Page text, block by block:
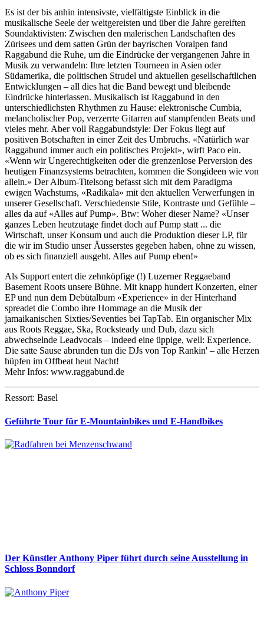
Es ist der bis anhin intensivste, vielfältigste Einblick in die
musikalische Seele der weitgereisten und über die Jahre gereiften
Soundaktivisten: Zwischen den malerischen Landschaften des
Zürisees und dem satten Grün der bayrischen Voralpen fand
Raggabund die Ruhe, um die Eindrücke der vergangenen Jahre in
Musik zu verwandeln: Ihre letzten Tourneen in Asien oder
Südamerika, die politischen Strudel und aktuellen gesellschaftlichen
Entwicklungen – all dies hat die Band bewegt und bleibende
Eindrücke hinterlassen. Musikalisch ist Raggabund in den
unterschiedlichsten Rhythmen zu Hause: elektronische Cumbia,
melancholischer Pop, verzerrte Gitarren auf stampfenden Beats und
vieles mehr. Aber voll Raggabundstyle: Der Fokus liegt auf
positiven Botschaften in einer Zeit des Umbruchs. «Natürlich war
Raggabund immer auch ein politisches Projekt», wirft Paco ein.
«Wenn wir Ungerechtigkeiten oder die grenzenlose Perversion des
heutigen Finanzsystems betrachten, kommen die Songideen wie von
allein.» Der Album-Titelsong befasst sich mit dem Paradigma
ewigen Wachstums, «Radikala» mit den aktuellen Verwerfungen in
unserer Gesellschaft. Verschiedenste Stile, Kontraste und Gefühle –
alles da auf «Alles auf Pump». Btw: Woher dieser Name? «Unser
ganzes Leben heutzutage findet doch auf Pump statt ... die
Wirtschaft, unser Konsum und auch die Produktion dieser LP, für
die wir im Studio unser Äusserstes gegeben haben, ohne zu wissen,
ob es sich finanziell ausgeht. Alles auf Pump eben!»
Als Support entert die zehnköpfige (!) Luzerner Reggaeband
Basement Roots unsere Bühne. Mit knapp hundert Konzerten, einer
EP und nun dem Debütalbum «Experience» in der Hinterhand
spreadet die Combo ihre Hommage an die Musik der
jamaikanischen Sixties/Seventies bei TapTab. Ein organischer Mix
aus Roots Reggae, Ska, Rocksteady und Dub, dazu sich
abwechselnde Leadvocals – indeed eine üppige, well: Experience.
Die satte Sause abrunden tun die DJs von Top Rankin' – alle Herzen
hüpfen im Offbeat heut Nacht!
Mehr Infos: www.raggabund.de
Ressort: Basel
Geführte Tour für E-Mountainbikes und E-Handbikes
Der Künstler Anthony Piper führt durch seine Ausstellung in
Schloss Bonndorf